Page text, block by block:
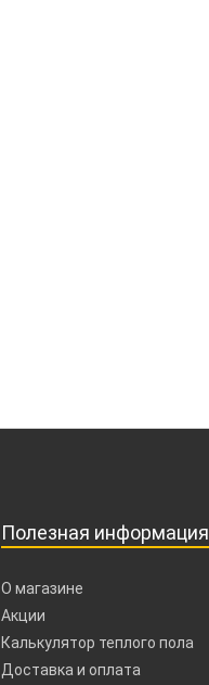
Полезная информация
О магазине
Акции
Калькулятор теплого пола
Доставка и оплата